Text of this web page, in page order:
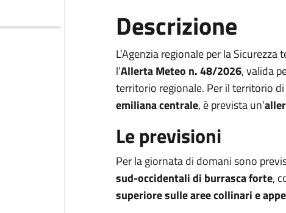
Descrizione
L’Agenzia regionale per la
l’Allerta Meteo n. 48/2026, valida
territorio regionale. Per il territorio
emiliana centrale, è prevista un’
Le previsioni
Per la giornata di domani sono
sud-occidentali di burrasca forte,
superiore sulle aree collinari e